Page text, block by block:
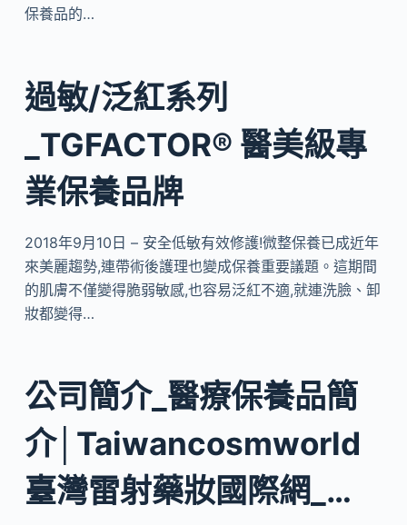
保養品的…
過敏/泛紅系列
_TGFACTOR® 醫美級專
業保養品牌
2018年9月10日 – 安全低敏有效修護!微整保養已成近年
來美麗趨勢,連帶術後護理也變成保養重要議題。這期間
的肌膚不僅變得脆弱敏感,也容易泛紅不適,就連洗臉、卸
妝都變得…
公司簡介_醫療保養品簡
介│Taiwancosmworld
臺灣雷射藥妝國際網_…